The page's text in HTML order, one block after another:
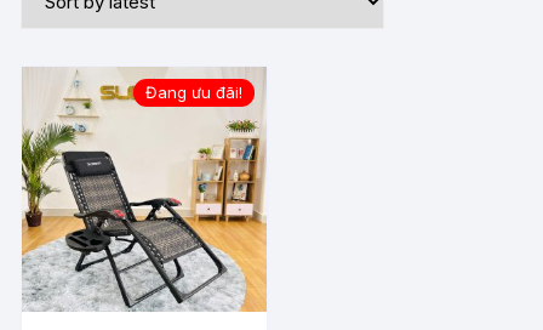
Đang ưu đãi!